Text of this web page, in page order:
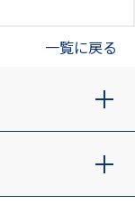
一覧に戻る